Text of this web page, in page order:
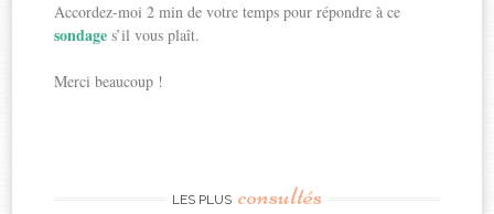
Accordez-moi 2 min de votre temps pour répondre à ce
sondages’il vous plaît.
Merci beaucoup !
LES PLUS consultés